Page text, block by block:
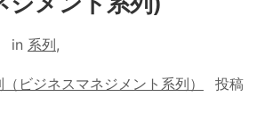
in 系列,
ビジネスマネジメント系列） 投稿